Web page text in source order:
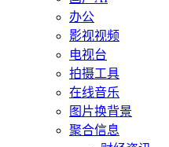
办公
影视视频
电视台
拍摄工具
在线音乐
图片换背景
聚合信息